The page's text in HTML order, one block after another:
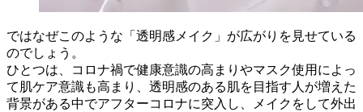
ではなぜこのような「透明感メイク」が広がりを見せている
のでしょう。
ひとつは、コロナ禍で健康意識の高まりやマスク使用によっ
て肌ケア意識も高まり、透明感のある肌を目指す人が増えた
背景がある中でアフターコロナに突入し、メイクをして外出